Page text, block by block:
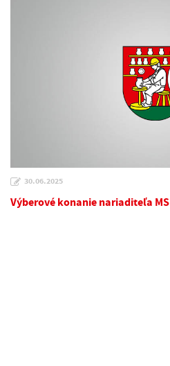
30.06.2025
Výberové konanie nariaditeľa MS